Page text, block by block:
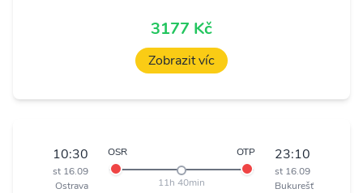
3177 Kč
Zobrazit víc
10:30
st 16.09
Ostrava
OSR OTP
11h 40min
23:10
st 16.09
Bukurešť